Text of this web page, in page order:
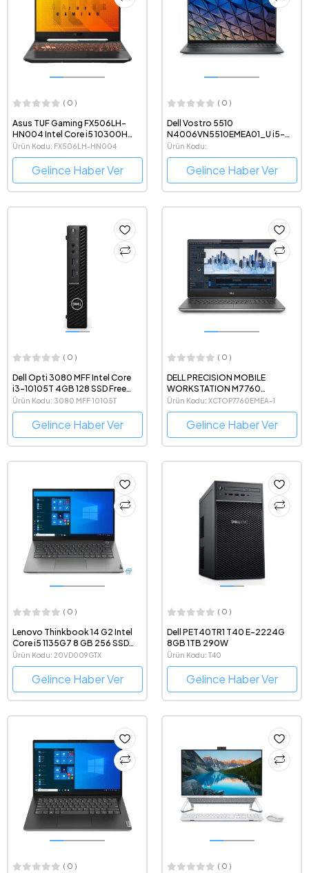
( 0 )
Asus TUF Gaming FX506LH-
HN004 Intel Core i5 10300H
8GB 512GB SSD GTX1650
Freedos 15.6" FHD Taşınabilir
Oyuncu Bilgisayarı
Ürün Kodu: FX506LH-HN004
Gelince Haber Ver
( 0 )
Dell Vostro 5510
N4006VN5510EMEA01_U i5-
11300H 8GB 256GB SSD 2GB
GeForce MX450 15.6" Full HD
Ubuntu Notebook
Ürün Kodu:
N4006VN5510EMEA01_U
Gelince Haber Ver
( 0 )
Dell Opti 3080 MFF Intel Core
i3-10105T 4GB 128 SSD Free
Dos N206O3080MFF_U
Ürün Kodu: 3080 MFF 10105T
Gelince Haber Ver
( 0 )
DELL PRECISION MOBILE
WORKSTATION M7760
XCTOP7760EMEA-1 i7-11850H
16G 512G 17"W10PRO
RTXA3000 Notebook
Ürün Kodu: XCTOP7760EMEA-1
Gelince Haber Ver
( 0 )
Lenovo Thinkbook 14 G2 Intel
Core i5 1135G7 8 GB 256 SSD
Windows 10 Pro 14" Taşınabilir
Bilgisayar 20VD009GTX
Ürün Kodu: 20VD009GTX
Gelince Haber Ver
( 0 )
Dell PET40TR1 T40 E-2224G
8GB 1TB 290W
Ürün Kodu: T40
Gelince Haber Ver
( 0 ) ( 0 )